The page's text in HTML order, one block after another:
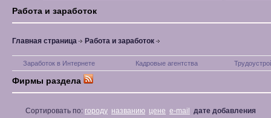
Работа и заработок
Главная страница Работа и заработок
Заработок в Интернете Кадровые агентства
Фирмы раздела
Сортировать по: городу названию цене e-mail дате добавления